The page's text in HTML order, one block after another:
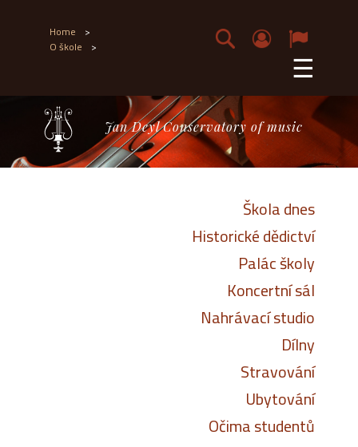
Home >
O škole > ☰
Jan Deyl Conservatory of music
Škola dnes
Historické dědictví
Palác školy
Koncertní sál
Nahrávací studio
Dílny
Stravování
Ubytování
Očima studentů